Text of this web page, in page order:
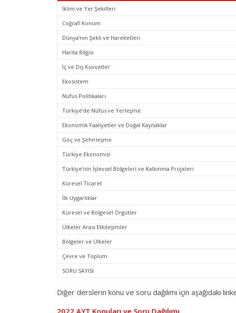
İklim ve Yer Şekilleri
Coğrafi Konum
Dünya’nın Şekli ve Hareketleri
Harita Bilgisi
İç ve Dış Kuvvetler
Ekosistem
Nüfus Politikaları
Türkiye’de Nüfus ve Yerleşme
Ekonomik Faaliyetler ve Doğal Kaynaklar
Göç ve Şehirleşme
Türkiye Ekonomisi
Türkiye’nin İşlevsel Bölgeleri ve Kalkınma Projeleri
Küresel Ticaret
İlk Uygarlıklar
Küresel ve Bölgesel Örgütler
Ülkeler Arası Etkileşimler
Bölgeler ve Ülkeler
Çevre ve Toplum
SORU SAYISI
Diğer derslerin konu ve soru dağılımı için aşağıdaki linke
2022 AYT Konuları ve Soru Dağılımı